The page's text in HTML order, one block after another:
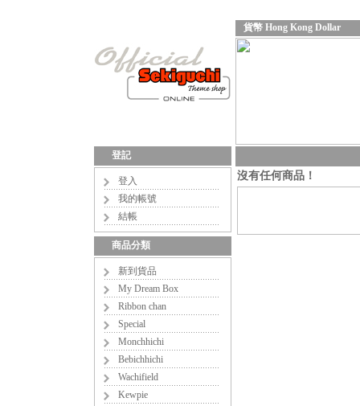
貨幣 Hong Kong Dollar
登記
登入
我的帳號
結帳
商品分類
新到貨品
My Dream Box
Ribbon chan
Special
Monchhichi
Bebichhichi
Wachifield
Kewpie
沒有任何商品！